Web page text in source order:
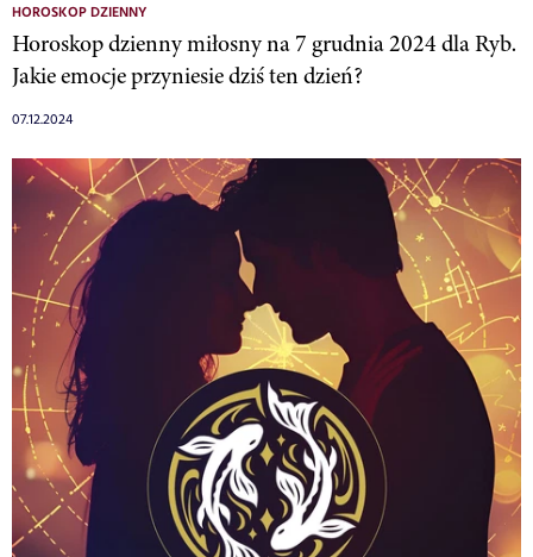
HOROSKOP DZIENNY
Horoskop dzienny miłosny na 7 grudnia 2024 dla Ryb.
Jakie emocje przyniesie dziś ten dzień?
07.12.2024